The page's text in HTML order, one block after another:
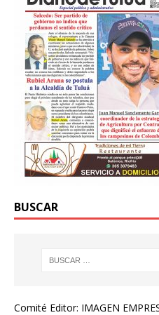
BUSCAR
Comité Editor: IMAGEN